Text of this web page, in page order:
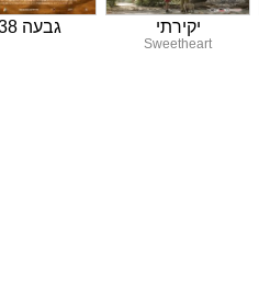
יקירתי
Sweetheart
גבעה 338